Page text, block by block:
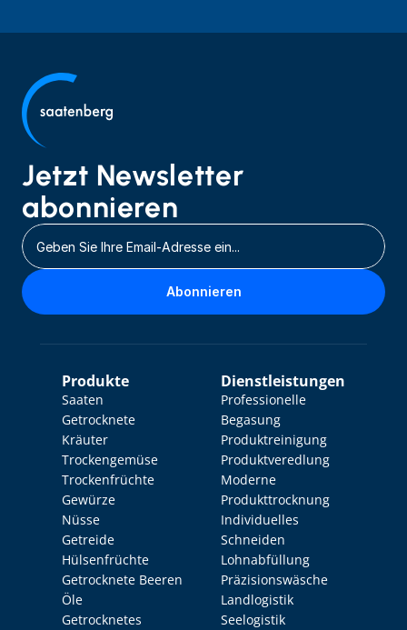
Jetzt Newsletter
abonnieren
Abonnieren
Produkte
Saaten
Getrocknete
Kräuter
Trockengemüse
Trockenfrüchte
Gewürze
Nüsse
Getreide
Hülsenfrüchte
Getrocknete Beeren
Öle
Getrocknetes
Dienstleistungen
Professionelle
Begasung
Produktreinigung
Produktveredlung
Moderne
Produkttrocknung
Individuelles
Schneiden
Lohnabfüllung
Präzisionswäsche
Landlogistik
Seelogistik